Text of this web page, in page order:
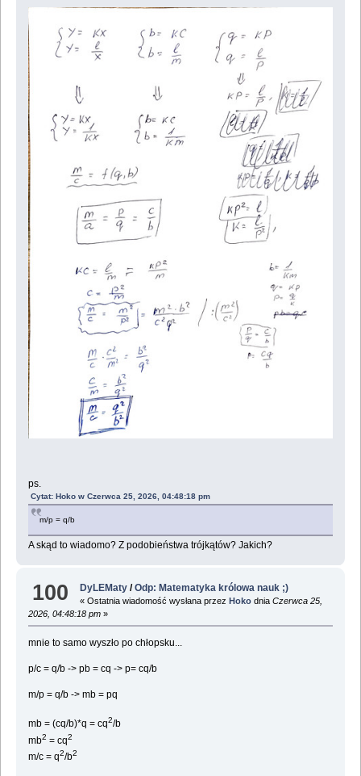
ps.
Cytat: Hoko w Czerwca 25, 2026, 04:48:18 pm
m/p = q/b
A skąd to wiadomo? Z podobieństwa trójkątów? Jakich?
100 DyLEMaty /Odp: Matematyka królowa nauk ;)
« Ostatnia wiadomość wysłana przez Hoko dnia Czerwca 25,
2026, 04:48:18 pm»
mnie to samo wyszło po chłopsku...
p/c = q/b -> pb = cq -> p= cq/b
m/p = q/b -> mb = pq
mb = (cq/b)*q = cq2/b
mb2 = cq2
m/c = q2/b2